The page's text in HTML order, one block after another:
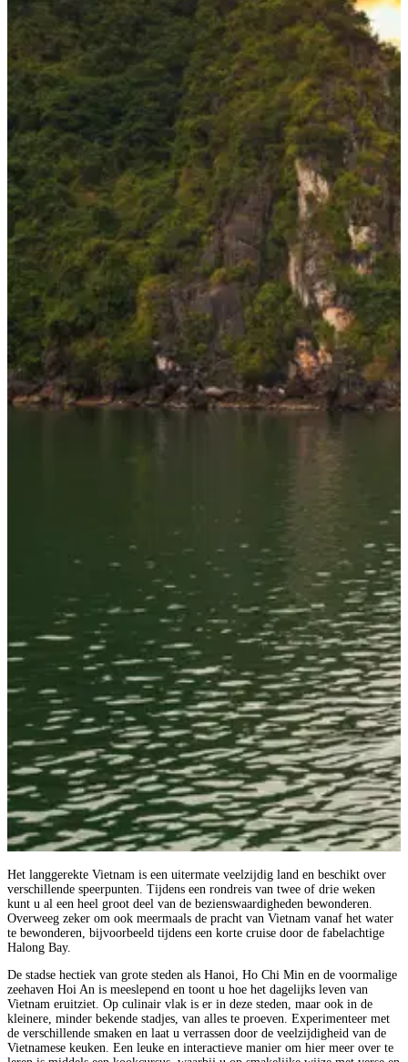
Het langgerekte Vietnam is een uitermate veelzijdig land en beschikt over
verschillende speerpunten. Tijdens een rondreis van twee of drie weken
kunt u al een heel groot deel van de bezienswaardigheden bewonderen.
Overweeg zeker om ook meermaals de pracht van Vietnam vanaf het water
te bewonderen, bijvoorbeeld tijdens een korte cruise door de fabelachtige
Halong Bay.
De stadse hectiek van grote steden als Hanoi, Ho Chi Min en de voormalige
zeehaven Hoi An is meeslepend en toont u hoe het dagelijks leven van
Vietnam eruitziet. Op culinair vlak is er in deze steden, maar ook in de
kleinere, minder bekende stadjes, van alles te proeven. Experimenteer met
de verschillende smaken en laat u verrassen door de veelzijdigheid van de
Vietnamese keuken. Een leuke en interactieve manier om hier meer over te